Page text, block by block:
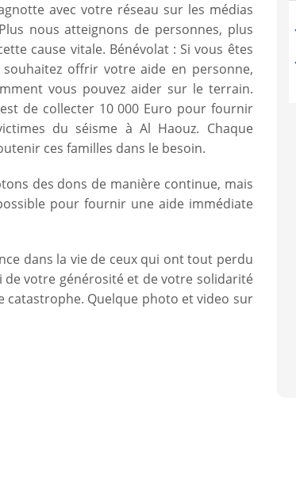
avec votre réseau sur les médias
nous atteignons de personnes, plus
cause vitale. Bénévolat : Si vous êtes
offrir votre aide en personne,
vous pouvez aider sur le terrain.
de collecter 10 000 Euro pour fournir
du séisme à Al Haouz. Chaque
ces familles dans le besoin.
des dons de manière continue, mais
pour fournir une aide immédiate
dans la vie de ceux qui ont tout perdu
de votre générosité et de votre solidarité
catastrophe. Quelque photo et video sur